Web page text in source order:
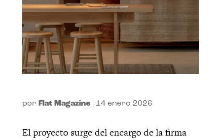
por Flat Magazine| 14 enero 2026
El proyecto surge del encargo de la firma